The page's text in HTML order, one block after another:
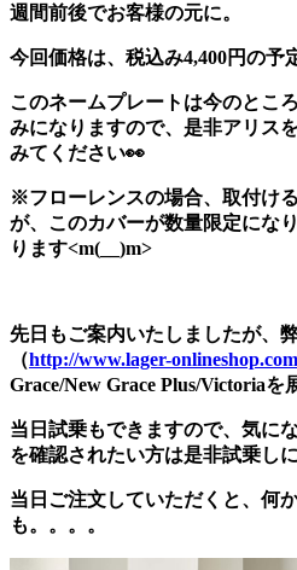
週間前後でお客様の元に。
今回価格は、税込み4,400円の予
このネームプレートは今のとこ
みになりますので、是非アリス
みてください👀
※フローレンスの場合、取付け
が、このカバーが数量限定にな
ります<m(__)m>
先日もご案内いたしましたが、
（http://www.lager-
Grace/New Grace Plus/Victoriaを
当日試乗もできますので、気に
を確認されたい方は是非試乗し
当日ご注文していただくと、何
も。。。。